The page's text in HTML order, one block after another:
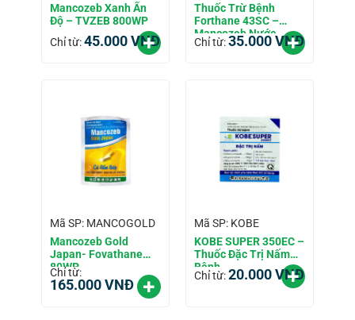
Mancozeb Xanh Ấn
Độ – TVZEB 800WP
Chỉ từ:45.000VNĐ
Thuốc Trừ Bệnh
Forthane 43SC –
Mancozeb Nước
Chỉ từ:35.000VNĐ
Mã SP: MANCOGOLD
Mancozeb Gold
Japan- Fovathane
80WP
Chỉ từ:
165.000VNĐ
Mã SP: KOBE
KOBE SUPER 350EC –
Thuốc Đặc Trị Nấm
Bệnh
Chỉ từ:20.000VNĐ